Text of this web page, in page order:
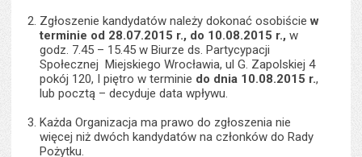
Zgłoszenie kandydatów należy dokonać osobiściew
terminie od 28.07.2015 r., do 10.08.2015 r., w
godz. 7.45 – 15.45 w Biurze ds. Partycypacji
Społecznej Miejskiego Wrocławia, ul G. Zapolskiej 4
pokój 120, I piętro w terminie do dnia 10.08.2015 r.,
lub pocztą – decyduje data wpływu.
Każda Organizacja ma prawo do zgłoszenia nie
więcej niż dwóch kandydatów na członków do Rady
Pożytku.